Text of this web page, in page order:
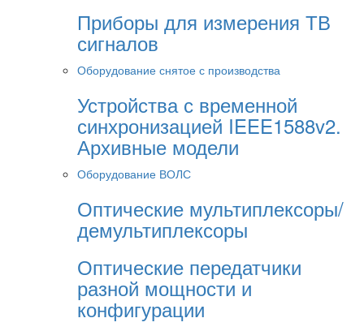
Приборы для измерения ТВ
сигналов
Оборудование снятое с производства
Устройства с временной
синхронизацией IEEE1588v2.
Архивные модели
Оборудование ВОЛС
Оптические мультиплексоры/
демультиплексоры
Оптические передатчики
разной мощности и
конфигурации